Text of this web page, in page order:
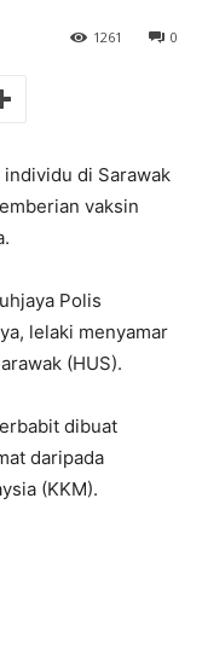
0
1261
di Sarawak
vaksin
Polis
lelaki menyamar
(HUS).
dibuat
daripada
(KKM).